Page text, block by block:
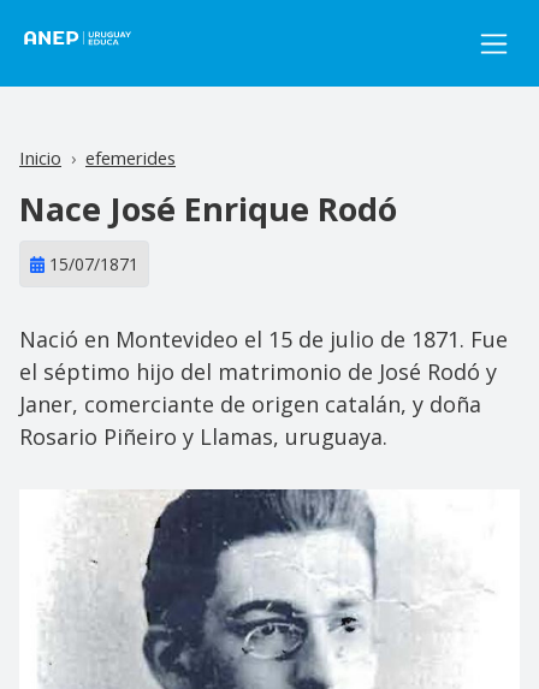
Inicio efemerides
Nace José Enrique Rodó
15/07/1871
Nació en Montevideo el 15 de julio de 1871. Fue
el séptimo hijo del matrimonio de José Rodó y
Janer, comerciante de origen catalán, y doña
Rosario Piñeiro y Llamas, uruguaya.